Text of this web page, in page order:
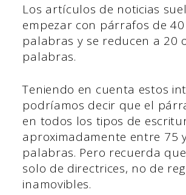
Los artículos de noticias
empezar con párrafos de
palabras y se reducen a 20
palabras.
Teniendo en cuenta estos
podríamos decir que el
en todos los tipos de
aproximadamente entre 75
palabras. Pero recuerda
solo de directrices, no de
inamovibles.